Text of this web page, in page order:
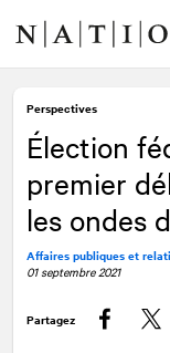
contenu
navigation
Perspectives
Élection
premier
les ondes
Affaires publiques et
01 septembre 2021
Partagez